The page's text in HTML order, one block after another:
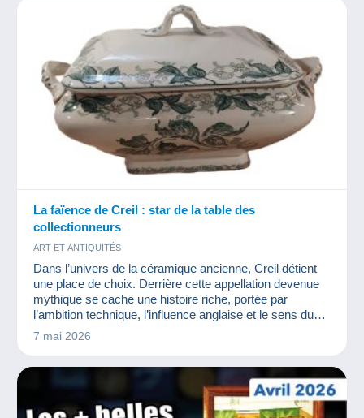
La faïence de Creil : star de la table des
collectionneurs
ART ET ANTIQUITÉS
Dans l’univers de la céramique ancienne, Creil détient
une place de choix. Derrière cette appellation devenue
mythique se cache une histoire riche, portée par
l’ambition technique, l’influence anglaise et le sens du
style.
7 mai 2026